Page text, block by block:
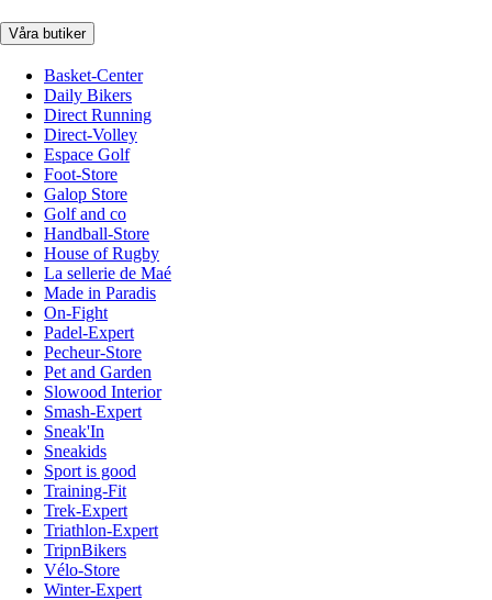
Våra butiker
Basket-Center
Daily Bikers
Direct Running
Direct-Volley
Espace Golf
Foot-Store
Galop Store
Golf and co
Handball-Store
House of Rugby
La sellerie de Maé
Made in Paradis
On-Fight
Padel-Expert
Pecheur-Store
Pet and Garden
Slowood Interior
Smash-Expert
Sneak'In
Sneakids
Sport is good
Training-Fit
Trek-Expert
Triathlon-Expert
TripnBikers
Vélo-Store
Winter-Expert